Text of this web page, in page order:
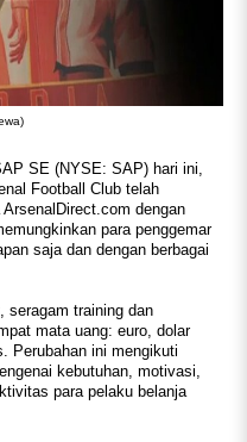
SE (NYSE: SAP) hari ini,
Football Club telah
dengan
para penggemar
saja dan dengan berbagai
seragam training dan
mata uang: euro, dolar
Perubahan ini mengikuti
kebutuhan, motivasi,
para pelaku belanja